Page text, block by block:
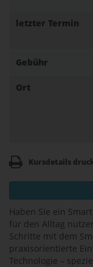
letzter Termin
Gebühr
Ort
Kursdetails
Haben Sie ein
für den Alltag
Schritte mit dem
praxisorientierte
Technologie –